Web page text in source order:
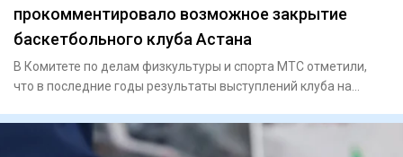
прокомментировало возможное закрытие
баскетбольного клуба Астана
В Комитете по делам физкультуры и спорта МТС отметили,
что в последние годы результаты выступлений клуба на